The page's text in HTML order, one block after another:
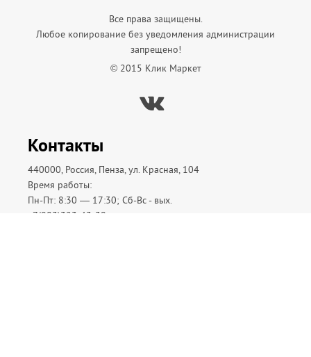
Все права защищены.
Любое копирование без уведомления администрации
запрещено!
© 2015 Клик Маркет
Вконтакте
Контакты
440000, Россия, Пенза, ул. Красная, 104
Время работы:
Пн-Пт: 8:30 — 17:30; Сб-Вс - вых.
+7(903)323-43-39